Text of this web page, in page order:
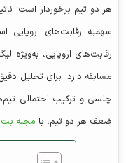
هر دو تیم برخوردار است؛
سهمیه رقابت‌های
رقابت‌های اروپایی، به‌ویژه
مسابقه دارد. برای تحلیل
چلسی و ترکیب احتمالی
ضعف هر دو تیم، با مجله بت